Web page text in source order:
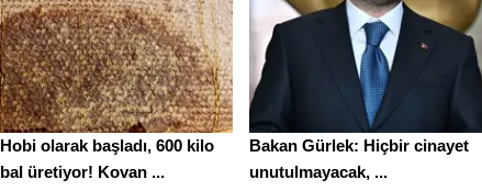
Hobi olarak başladı, 600 kilo
bal üretiyor! Kovan ...
Bakan Gürlek: Hiçbir cinayet
unutulmayacak, ...